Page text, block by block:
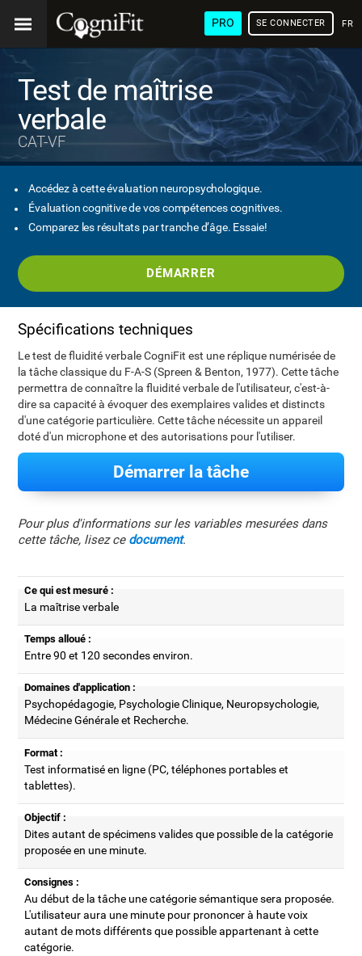
PRO SE CONNECTER
Test de maîtrise
verbale
CAT-VF
Accédez à cette évaluation neuropsychologique.
Évaluation cognitive de vos compétences cognitives.
Comparez les résultats par tranche d’âge. Essaie!
DÉMARRER
Spécifications techniques
Le test de fluidité verbale CogniFit est une réplique numérisée de
la tâche classique du F-A-S (Spreen & Benton, 1977). Cette tâche
permettra de connaître la fluidité verbale de l'utilisateur, c'est-à-
dire sa capacité à évoquer des exemplaires valides et distincts
d'une catégorie particulière. Cette tâche nécessite un appareil
doté d'un microphone et des autorisations pour l'utiliser.
Démarrer la tâche
Pour plus d'informations sur les variables mesurées dans
cette tâche, lisez ce document.
Ce qui est mesuré :
La maîtrise verbale
Temps alloué :
Entre 90 et 120 secondes environ.
Domaines d'application :
Psychopédagogie, Psychologie Clinique, Neuropsychologie,
Médecine Générale et Recherche.
Format :
Test informatisé en ligne (PC, téléphones portables et
tablettes).
Objectif :
Dites autant de spécimens valides que possible de la catégorie
proposée en une minute.
Consignes :
Au début de la tâche une catégorie sémantique sera proposée.
L'utilisateur aura une minute pour prononcer à haute voix
autant de mots différents que possible appartenant à cette
catégorie.